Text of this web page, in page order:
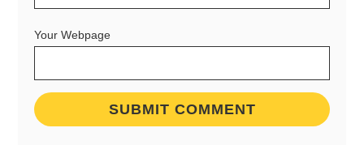
Your Webpage